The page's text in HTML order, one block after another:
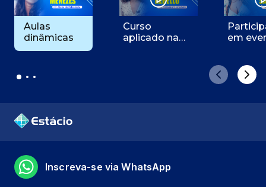
Aulas
dinâmicas
Curso
aplicado na
em
Inscreva-se via WhatsApp